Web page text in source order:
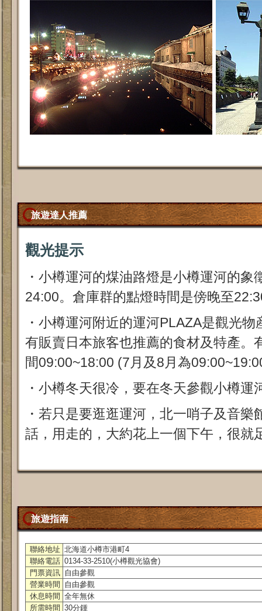
旅遊達人推薦
觀光提示
・小樽運河的煤油路燈是小樽運河的
24:00。倉庫群的點燈時間是傍晚至
・小樽運河附近的運河PLAZA是觀光
有販賣日本旅客也推薦的食材及特產。
間09:00~18:00 (7月及8月為
・小樽冬天很冷，要在冬天參觀小樽運
・若只是要逛逛運河，北一哨子及音樂
話，用走的，大約花上一個下午，很就
旅遊指南
聯絡地址 北海道小樽市港町4
聯絡電話 0134-33-2510(小樽觀光協會)
門票資訊 自由參觀
營業時間
自由參觀
休息時間 全年無休
所需時間 30分鍾